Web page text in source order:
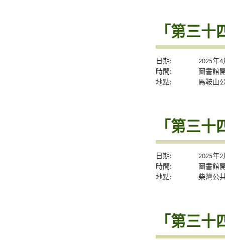
「第三
日期:
2025年
時間:
圖書館
地點:
馬鞍山
「第三
日期:
2025年
時間:
圖書館
地點:
柴灣公
「第三